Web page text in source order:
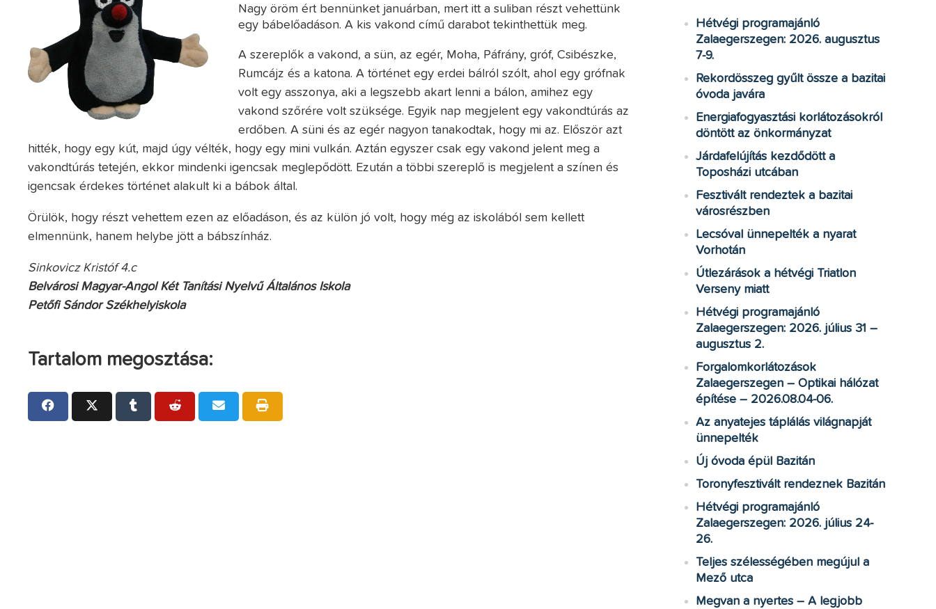
Nagy öröm ért bennünket januárban, mert itt a suliban részt vehettünk
egy bábelőadáson. A kis vakond című darabot tekinthettük meg.
A szereplők a vakond, a sün, az egér, Moha, Páfrány, gróf, Csibészke,
Rumcájz és a katona. A történet egy erdei bálról szólt, ahol egy grófnak
volt egy asszonya, aki a legszebb akart lenni a bálon, amihez egy
vakond szőrére volt szüksége. Egyik nap megjelent egy vakondtúrás az
erdőben. A süni és az egér nagyon tanakodtak, hogy mi az. Először azt
hitték, hogy egy kút, majd úgy vélték, hogy egy mini vulkán. Aztán egyszer csak egy vakond jelent meg a
vakondtúrás tetején, ekkor mindenki igencsak meglepődött. Ezután a többi szereplő is megjelent a színen és
igencsak érdekes történet alakult ki a bábok által.
Örülök, hogy részt vehettem ezen az előadáson, és az külön jó volt, hogy még az iskolából sem kellett
elmennünk, hanem helybe jött a bábszínház.
Sinkovicz Kristóf 4.c
Belvárosi Magyar-Angol Két Tanítási Nyelvű Általános Iskola
Petőfi Sándor Székhelyiskola
Tartalom megosztása:
Hétvégi programajánló
Zalaegerszegen: 2026. augusztus
7-9.
Rekordösszeg gyűlt össze a bazitai
óvoda javára
Energiafogyasztási korlátozásokról
döntött az önkormányzat
Járdafelújítás kezdődött a
Toposházi utcában
Fesztivált rendeztek a bazitai
városrészben
Lecsóval ünnepelték a nyarat
Vorhotán
Útlezárások a hétvégi Triatlon
Verseny miatt
Hétvégi programajánló
Zalaegerszegen: 2026. július 31 –
augusztus 2.
Forgalomkorlátozások
Zalaegerszegen – Optikai hálózat
építése – 2026.08.04-06.
Az anyatejes táplálás világnapját
ünnepelték
Új óvoda épül Bazitán
Toronyfesztivált rendeznek Bazitán
Hétvégi programajánló
Zalaegerszegen: 2026. július 24-
26.
Teljes szélességében megújul a
Mező utca
Megvan a nyertes – A legjobb